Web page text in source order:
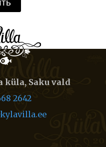
küla, Saku vald
2642